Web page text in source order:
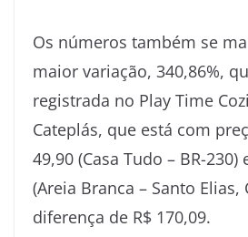
Os números também se
maior variação, 340,86%,
registrada no Play Time
Cateplás, que está com
49,90 (Casa Tudo – BR-230)
(Areia Branca – Santo Elias,
diferença de R$ 170,09.